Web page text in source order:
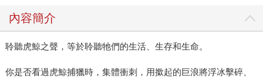
內容簡介
聆聽虎鯨之聲，等於聆聽牠們的生活、生存和生命。
你是否看過虎鯨捕獵時，集體衝刺，用撳起的巨浪將浮冰擊碎、